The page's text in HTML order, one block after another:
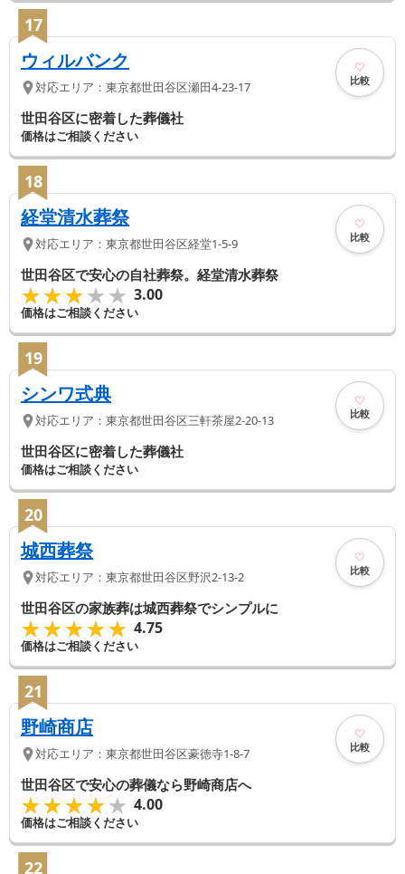
17
ウィルバンク
対応エリア： 東京都世田谷区瀬田4-23-17 比較
世田谷区に密着した葬儀社
価格はご相談ください
18
経堂清水葬祭
対応エリア： 東京都世田谷区経堂1-5-9 比較
世田谷区で安心の自社葬祭。経堂清水葬祭
★★★★★
★★★★★ 3.00
価格はご相談ください
19
シンワ式典
対応エリア： 東京都世田谷区三軒茶屋2-20-13 比較
世田谷区に密着した葬儀社
価格はご相談ください
20
城西葬祭
対応エリア： 東京都世田谷区野沢2-13-2 比較
世田谷区の家族葬は城西葬祭でシンプルに
★★★★★
★★★★★ 4.75
価格はご相談ください
21
野崎商店
対応エリア： 東京都世田谷区豪徳寺1-8-7 比較
世田谷区で安心の葬儀なら野崎商店へ
★★★★★
★★★★★ 4.00
価格はご相談ください
22